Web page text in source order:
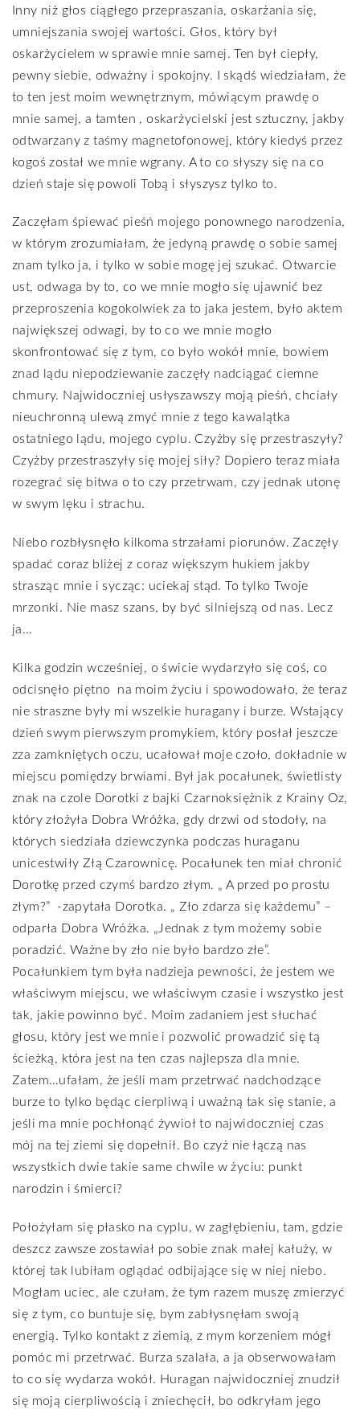
Inny niż głos ciągłego przepraszania, oskarżania się,
umniejszania swojej wartości. Głos, który był
oskarżycielem w sprawie mnie samej. Ten był ciepły,
pewny siebie, odważny i spokojny. I skądś wiedziałam, że
to ten jest moim wewnętrznym, mówiącym prawdę o
mnie samej, a tamten , oskarżycielski jest sztuczny, jakby
odtwarzany z taśmy magnetofonowej, który kiedyś przez
kogoś został we mnie wgrany. A to co słyszy się na co
dzień staje się powoli Tobą i słyszysz tylko to.
Zaczęłam śpiewać pieśń mojego ponownego narodzenia,
w którym zrozumiałam, że jedyną prawdę o sobie samej
znam tylko ja, i tylko w sobie mogę jej szukać. Otwarcie
ust, odwaga by to, co we mnie mogło się ujawnić bez
przeproszenia kogokolwiek za to jaka jestem, było aktem
największej odwagi, by to co we mnie mogło
skonfrontować się z tym, co było wokół mnie, bowiem
znad lądu niepodziewanie zaczęły nadciągać ciemne
chmury. Najwidoczniej usłyszawszy moją pieśń, chciały
nieuchronną ulewą zmyć mnie z tego kawalątka
ostatniego lądu, mojego cyplu. Czyżby się przestraszyły?
Czyżby przestraszyły się mojej siły? Dopiero teraz miała
rozegrać się bitwa o to czy przetrwam, czy jednak utonę
w swym lęku i strachu.
Niebo rozbłysnęło kilkoma strzałami piorunów. Zaczęły
spadać coraz bliżej z coraz większym hukiem jakby
strasząc mnie i sycząc: uciekaj stąd. To tylko Twoje
mrzonki. Nie masz szans, by być silniejszą od nas. Lecz
ja…
Kilka godzin wcześniej, o świcie wydarzyło się coś, co
odcisnęło piętno
na moim życiu i spowodowało, że teraz
nie straszne były mi wszelkie huragany i burze. Wstający
dzień swym pierwszym promykiem, który posłał jeszcze
zza zamkniętych oczu, ucałował moje czoło, dokładnie w
miejscu pomiędzy brwiami. Był jak pocałunek, świetlisty
znak na czole Dorotki z bajki Czarnoksiężnik z Krainy Oz,
który złożyła Dobra Wróżka, gdy drzwi od stodoły, na
których siedziała dziewczynka podczas huraganu
unicestwiły Złą Czarownicę. Pocałunek ten miał chronić
Dorotkę przed czymś bardzo złym. „ A przed po prostu
złym?”
-zapytała Dorotka. „ Zło zdarza się każdemu” –
odparła Dobra Wróżka. „Jednak z tym możemy sobie
poradzić. Ważne by zło nie było bardzo złe”.
Pocałunkiem tym była nadzieja pewności, że jestem we
właściwym miejscu, we właściwym czasie i wszystko jest
tak, jakie powinno być. Moim zadaniem jest słuchać
głosu, który jest we mnie i pozwolić prowadzić się tą
ścieżką, która jest na ten czas najlepsza dla mnie.
Zatem…ufałam, że jeśli mam przetrwać nadchodzące
burze to tylko będąc cierpliwą i uważną tak się stanie, a
jeśli ma mnie pochłonąć żywioł to najwidoczniej czas
mój na tej ziemi się dopełnił. Bo czyż nie łączą nas
wszystkich dwie takie same chwile w życiu: punkt
narodzin i śmierci?
Położyłam się płasko na cyplu, w zagłębieniu, tam, gdzie
deszcz zawsze zostawiał po sobie znak małej kałuży, w
której tak lubiłam oglądać odbijające się w niej niebo.
Mogłam uciec, ale czułam, że tym razem muszę zmierzyć
się z tym, co buntuje się, bym zabłysnęłam swoją
energią. Tylko kontakt z ziemią, z mym korzeniem mógł
pomóc mi przetrwać. Burza szalała, a ja obserwowałam
to co się wydarza wokół. Huragan najwidoczniej znudził
się moją cierpliwością i zniechęcił, bo odkryłam jego